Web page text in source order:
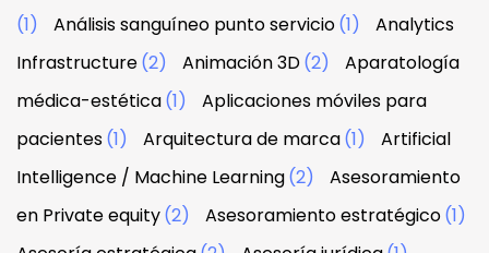
(1)
Análisis sanguíneo punto servicio(1)
Analytics
Infrastructure(2) Animación 3D(2)
Aparatología
médica-estética(1)
Aplicaciones móviles para
pacientes(1) Arquitectura de marca(1)
Artificial
Intelligence / Machine Learning(2)
Asesoramiento
en Private equity(2) Asesoramiento estratégico(1)